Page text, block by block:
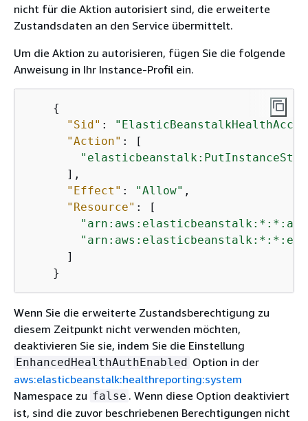
nicht für die Aktion autorisiert sind, die erweiterte
Zustandsdaten an den Service übermittelt.
Um die Aktion zu autorisieren, fügen Sie die folgende
Anweisung in Ihr Instance-Profil ein.
{
"Sid" :
"Action" : [
      ],
"Effect" : "Allow" ,
"Resource" : [
      ]
    }
Wenn Sie die erweiterte Zustandsberechtigung zu
diesem Zeitpunkt nicht verwenden möchten,
deaktivieren Sie sie, indem Sie die Einstellung
EnhancedHealthAuthEnabled Option in der
aws:elasticbeanstalk:healthreporting:system
Namespace zu false . Wenn diese Option deaktiviert
ist, sind die zuvor beschriebenen Berechtigungen nicht